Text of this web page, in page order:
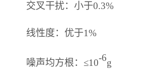
交叉干扰：小于0.3%
线性度：优于1%
噪声均方根： ≤10-6g